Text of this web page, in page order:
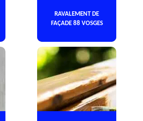
RAVALEMENT DE
FAÇADE 88 VOSGES